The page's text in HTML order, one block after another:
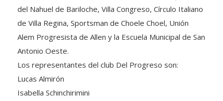
del Nahuel de Bariloche, Villa Congreso, Círculo Italiano
de Villa Regina, Sportsman de Choele Choel, Unión
Alem Progresista de Allen y la Escuela Municipal de San
Antonio Oeste.
Los representantes del club Del Progreso son:
Lucas Almirón
Isabella Schinchirimini